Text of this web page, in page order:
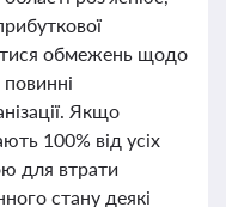
обмежень щодо
Якщо
100% від усіх
для втрати
стану деякі